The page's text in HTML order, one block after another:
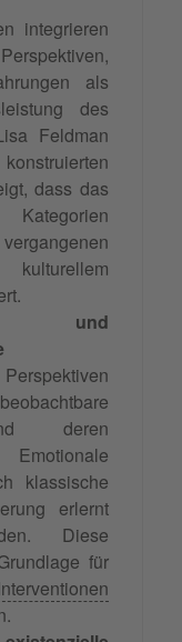
integrieren
als
des
Feldman
dass das
Kategorien
und
deren
klassische
erlernt
Diese
für